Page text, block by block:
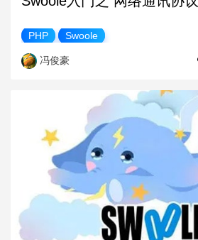
PHP Swoole
冯俊豪